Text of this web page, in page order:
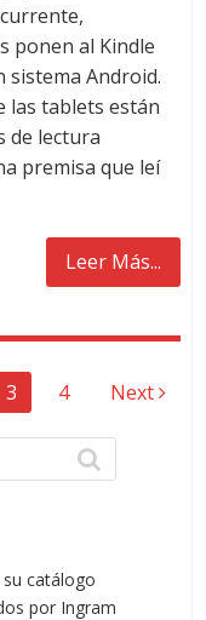
ponen al Kindle
sistema Android.
las tablets están
de lectura
premisa que leí
Leer Más...
3 4 Next
catálogo
por Ingram